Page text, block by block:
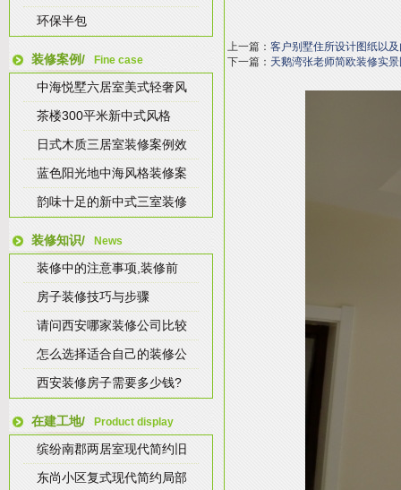
环保半包
装修案例/ Fine case
中海悦墅六居室美式轻奢风
茶楼300平米新中式风格
日式木质三居室装修案例效
蓝色阳光地中海风格装修案
韵味十足的新中式三室装修
装修知识/ News
装修中的注意事项,装修前
房子装修技巧与步骤
请问西安哪家装修公司比较
怎么选择适合自己的装修公
西安装修房子需要多少钱?
在建工地/ Product display
缤纷南郡两居室现代简约旧
东尚小区复式现代简约局部
上一篇： 客户别墅住所设计图纸以
下一篇： 天鹅湾张老师简欧装修实